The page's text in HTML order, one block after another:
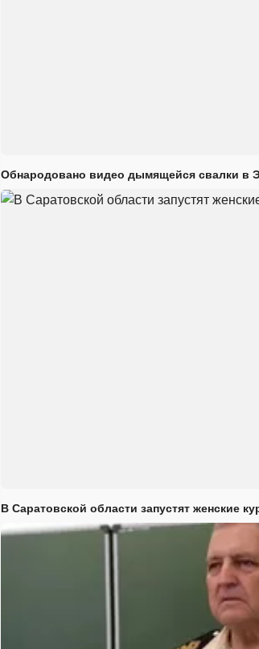
Обнародовано видео дымящейся свалки в
В Саратовской области запустят женские